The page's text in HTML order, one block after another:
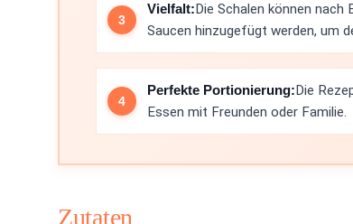
Vielfalt:Die Schalen können nach
Saucen hinzugefügt werden, um
Perfekte Portionierung:Die
Essen mit Freunden oder Familie.
Zutaten